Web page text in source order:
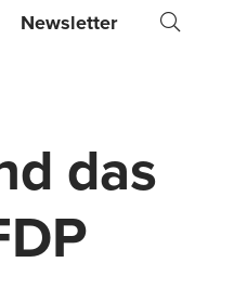
Newsletter
das